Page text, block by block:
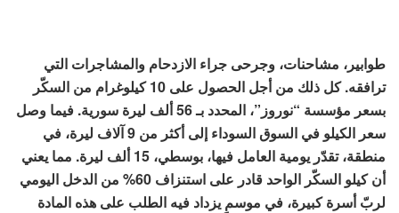
طوابير، مشاحنات، وجرحى جراء الازدحام والمشاجرات التي
ترافقه. كل ذلك من أجل الحصول على 10 كيلوغرام من السكّر
بسعر مؤسسة “نوروز”، المحدد بـ 56 ألف ليرة سورية. فيما وصل
سعر الكيلو في السوق السوداء إلى أكثر من 9 آلاف ليرة، في
منطقة، تقدّر يومية العامل فيها، بوسطي، 15 ألف ليرة. مما يعني
أن كيلو السكّر الواحد قادر على استنزاف 60% من الدخل اليومي
لربّ أسرة كبيرة، في موسمٍ يزداد فيه الطلب على هذه المادة